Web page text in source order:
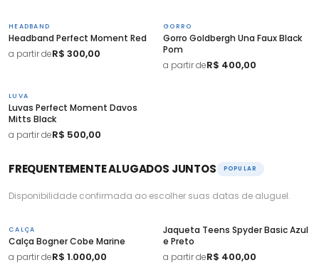
HEADBAND
Headband Perfect Moment Red
a partir deR$ 300,00
GORRO
Gorro Goldbergh Una Faux Black
Pom
a partir deR$ 400,00
LUVA
Luvas Perfect Moment Davos
Mitts Black
a partir deR$ 500,00
FREQUENTEMENTE ALUGADOS JUNTOS POPULAR
Disponibilidade confirmada ao escolher suas datas de aluguel.
CALÇA
Calça Bogner Cobe Marine
a partir deR$ 1.000,00
Jaqueta Teens Spyder Basic Azul
e Preto
a partir deR$ 400,00